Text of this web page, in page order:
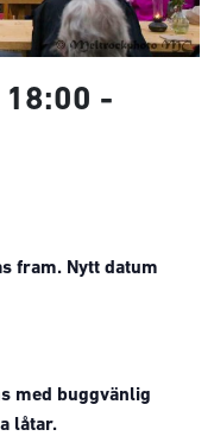
-
fram. Nytt datum
med buggvänlig
låtar.